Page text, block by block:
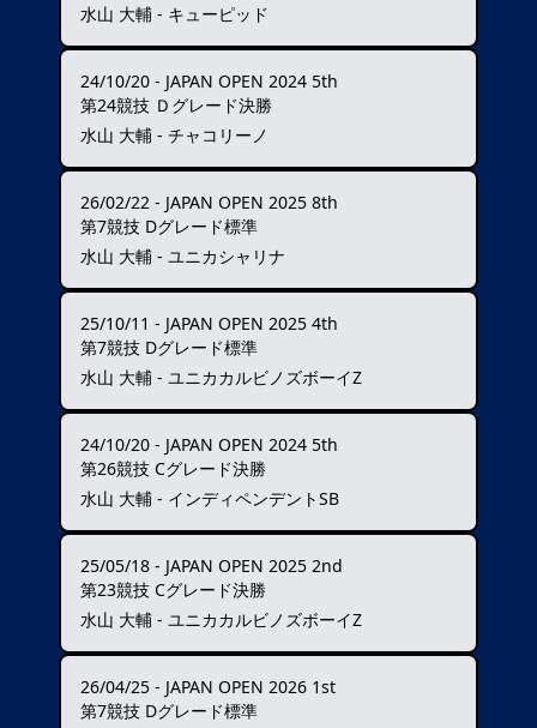
水山 大輔 - キューピッド
24/10/20 - JAPAN OPEN 2024 5th
第24競技 Ｄグレード決勝
水山 大輔 - チャコリーノ
26/02/22 - JAPAN OPEN 2025 8th
第7競技 Dグレード標準
水山 大輔 - ユニカシャリナ
25/10/11 - JAPAN OPEN 2025 4th
第7競技 Dグレード標準
水山 大輔 - ユニカカルビノズボーイZ
24/10/20 - JAPAN OPEN 2024 5th
第26競技 Cグレード決勝
水山 大輔 - インディペンデントSB
25/05/18 - JAPAN OPEN 2025 2nd
第23競技 Cグレード決勝
水山 大輔 - ユニカカルビノズボーイZ
26/04/25 - JAPAN OPEN 2026 1st
第7競技 Dグレード標準